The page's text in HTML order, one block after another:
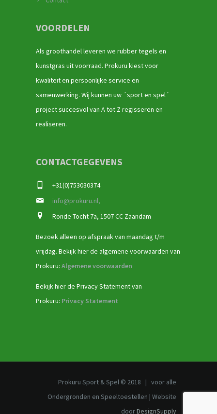
VOORDELEN
Als groothandel leveren we rubber tegels en
kunstgras uit voorraad. Prokuru kiest voor
kwaliteit en persoonlijke service en
samenwerking. Wij kunnen uw ´sport en spel´
project succesvol van A tot Z regisseren en
realiseren.
CONTACTGEGEVENS
+31(0)753030374
info@prokuru.nl,
Ronde Tocht 7a, 1507 CC Zaandam
Bezoek alleen op afspraak van maandag t/m
vrijdag. Bekijk hier de algemene voorwaarden van
Prokuru: Algemene voorwaarden
Bekijk hier de Privacy Statement van
Prokuru: Privacy Statement
Prokuru Sport & Spel © 2018 | voor alle
Ondergronden en Speeltoestellen | Website
doorDesignSupply